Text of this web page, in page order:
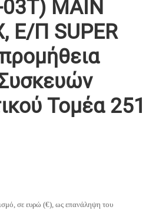
MAIN
Ε/Π SUPER
Τομέα 251
σε ευρώ (€), ως επανάληψη του